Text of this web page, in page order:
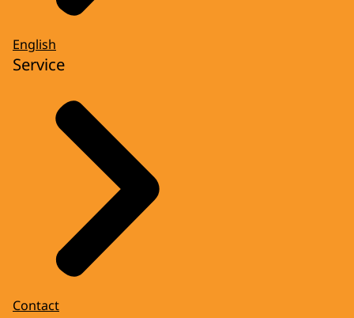
English
Service
Contact